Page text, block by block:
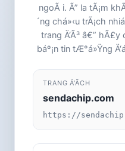
ngoÃ i. Ã” la tÃ¡m
´ng chá»‹u trÃ¡ch
trang Ä‘Ã³ â€”
báº¡n tin tÆ°á»Ÿng
TRANG Ä‘Ã­CH
sendachip.com
https://